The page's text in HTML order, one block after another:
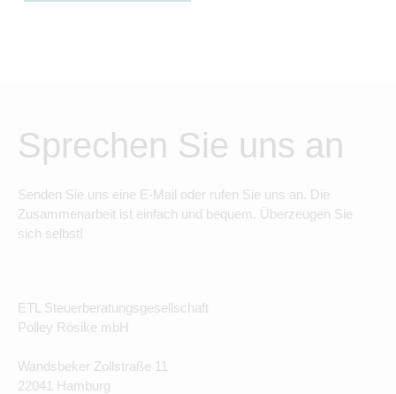
Sprechen Sie uns an
Senden Sie uns eine E-Mail oder rufen Sie uns an. Die
Zusammenarbeit ist einfach und bequem. Überzeugen Sie
sich selbst!
ETL Steuerberatungsgesellschaft
Polley Rösike mbH
Wandsbeker Zollstraße 11
22041 Hamburg